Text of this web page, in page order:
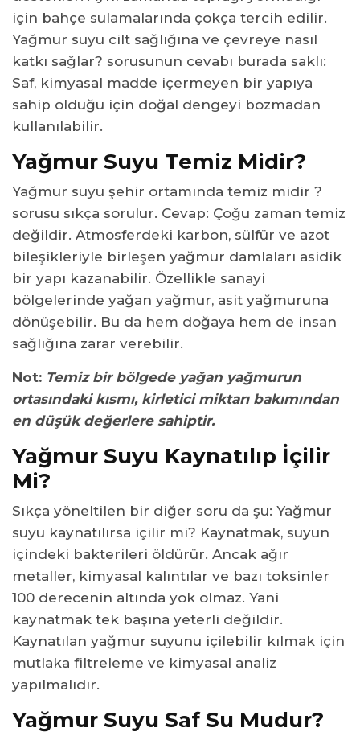
için bahçe sulamalarında çokça tercih edilir.
Yağmur suyu cilt sağlığına ve çevreye nasıl
katkı sağlar? sorusunun cevabı burada saklı:
Saf, kimyasal madde içermeyen bir yapıya
sahip olduğu için doğal dengeyi bozmadan
kullanılabilir.
Yağmur Suyu Temiz Midir?
Yağmur suyu şehir ortamında temiz midir ?
sorusu sıkça sorulur. Cevap: Çoğu zaman temiz
değildir. Atmosferdeki karbon, sülfür ve azot
bileşikleriyle birleşen yağmur damlaları asidik
bir yapı kazanabilir. Özellikle sanayi
bölgelerinde yağan yağmur, asit yağmuruna
dönüşebilir. Bu da hem doğaya hem de insan
sağlığına zarar verebilir.
Not: Temiz bir bölgede yağan yağmurun
ortasındaki kısmı, kirletici miktarı bakımından
en düşük değerlere sahiptir.
Yağmur Suyu Kaynatılıp İçilir
Mi?
Sıkça yöneltilen bir diğer soru da şu: Yağmur
suyu kaynatılırsa içilir mi? Kaynatmak, suyun
içindeki bakterileri öldürür. Ancak ağır
metaller, kimyasal kalıntılar ve bazı toksinler
100 derecenin altında yok olmaz. Yani
kaynatmak tek başına yeterli değildir.
Kaynatılan yağmur suyunu içilebilir kılmak için
mutlaka filtreleme ve kimyasal analiz
yapılmalıdır.
Yağmur Suyu Saf Su Mudur?